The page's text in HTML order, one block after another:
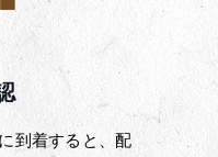
到着すると、配